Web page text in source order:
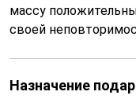
массу
своей
Назначение